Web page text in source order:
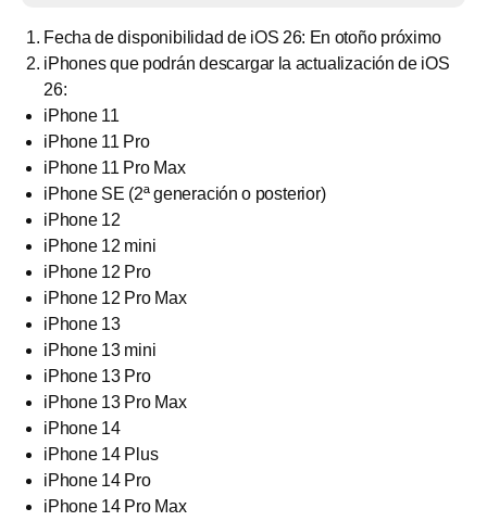
Fecha de disponibilidad de iOS 26: En otoño próximo
iPhones que podrán descargar la actualización de iOS
26:
iPhone 11
iPhone 11 Pro
iPhone 11 Pro Max
iPhone SE (2ª generación o posterior)
iPhone 12
iPhone 12 mini
iPhone 12 Pro
iPhone 12 Pro Max
iPhone 13
iPhone 13 mini
iPhone 13 Pro
iPhone 13 Pro Max
iPhone 14
iPhone 14 Plus
iPhone 14 Pro
iPhone 14 Pro Max